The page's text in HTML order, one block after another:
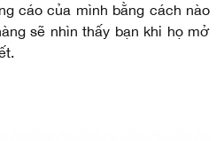
cáo của mình bằng cách nào
sẽ nhìn thấy bạn khi họ mở